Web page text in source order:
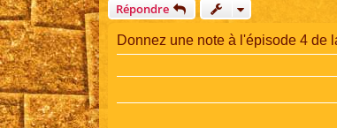
Répondre
Donnez une note à l'épisode 4 de